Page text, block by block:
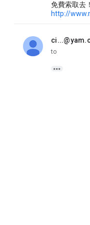
免費索取去！
http://
unread,
to
